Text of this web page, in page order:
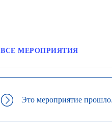
ВСЕ МЕРОПРИЯТИЯ
Это мероприятие прошло.